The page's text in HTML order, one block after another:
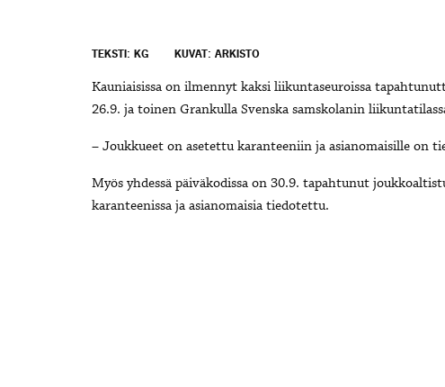
TEKSTI: KG KUVAT: ARKISTO
Kauniaisissa on ilmennyt kaksi liikuntaseuroissa
26.9. ja toinen Grankulla Svenska samskolanin
– Joukkueet on asetettu karanteeniin ja asianomaisille on
Myös yhdessä päiväkodissa on 30.9. tapahtunut
karanteenissa ja asianomaisia tiedotettu.